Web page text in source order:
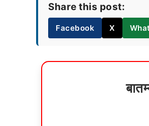
Share this post:
Facebook X